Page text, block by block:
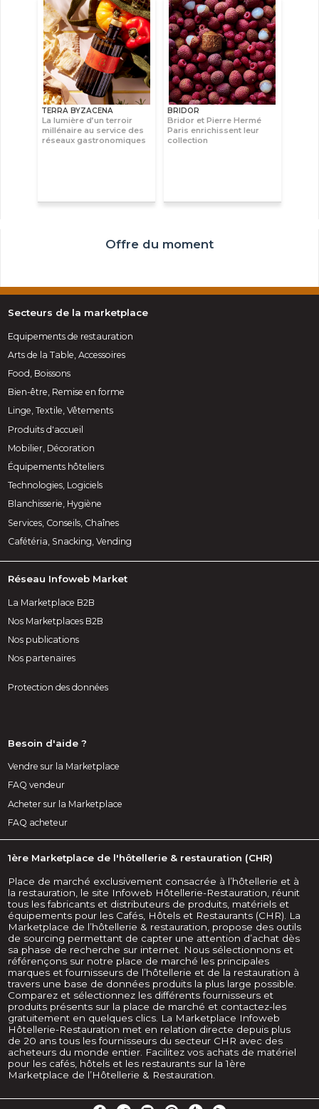
TERRA BYZACENA
La lumière d’un terroir
millénaire au service des
réseaux gastronomiques
BRIDOR
Bridor et Pierre Hermé
Paris enrichissent leur
collection
Offre du moment
Secteurs de la marketplace
Equipements de restauration
Arts de la Table, Accessoires
Food, Boissons
Bien-être, Remise en forme
Linge, Textile, Vêtements
Produits d'accueil
Mobilier, Décoration
Équipements hôteliers
Technologies, Logiciels
Blanchisserie, Hygiène
Services, Conseils, Chaînes
Cafétéria, Snacking, Vending
Réseau Infoweb Market
La Marketplace B2B
Nos Marketplaces B2B
Nos publications
Nos partenaires
Protection des données
Besoin d'aide ?
Vendre sur la Marketplace
FAQ vendeur
Acheter sur la Marketplace
FAQ acheteur
1ère Marketplace de l'hôtellerie & restauration (CHR)
Place de marché exclusivement consacrée à l’hôtellerie et à
la restauration, le site Infoweb Hôtellerie-Restauration, réunit
tous les fabricants et distributeurs de produits, matériels et
équipements pour les Cafés, Hôtels et Restaurants (CHR). La
Marketplace de l’hôtellerie & restauration, propose des outils
de sourcing permettant de capter une attention d’achat dès
sa phase de recherche sur internet. Nous sélectionnons et
référençons sur notre place de marché les principales
marques et fournisseurs de l’hôtellerie et de la restauration à
travers une base de données produits la plus large possible.
Comparez et sélectionnez les différents fournisseurs et
produits présents sur la place de marché et contactez-les
gratuitement en quelques clics. La Marketplace Infoweb
Hôtellerie-Restauration met en relation directe depuis plus
de 20 ans tous les fournisseurs du secteur CHR avec des
acheteurs du monde entier. Facilitez vos achats de matériel
pour les cafés, hôtels et les restaurants sur la 1ère
Marketplace de l’Hôtellerie & Restauration.